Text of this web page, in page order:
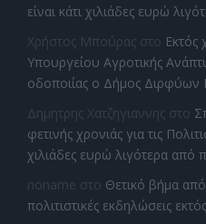
είναι κάτι χιλιάδες ευρώ
Χρήστος Μπούρας στο Εκτός
Υπουργείου Αγροτικής
οδοποιίας ο Δήμος
Δημητρης Χατζηγιαννης στο
φετινής χρονιάς για τις
χιλιάδες ευρώ λιγότερα από
noname στο Θετικό βήμα
πολιτιστικές εκδηλώσεις